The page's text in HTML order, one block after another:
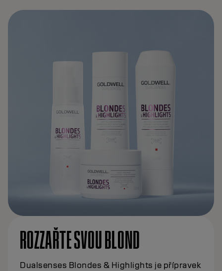
ROZZAŘTE SVOU BLOND
Dualsenses Blondes & Highlights je přípravek